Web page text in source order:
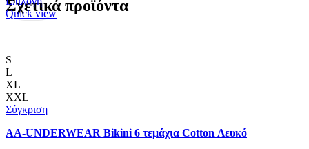
το
να
στη
Quick view
Σχετικά προϊόντα
S
L
XL
XXL
Σύγκριση
AA-UNDERWEAR Bikini 6 τεμάχια Cotton Λευκό